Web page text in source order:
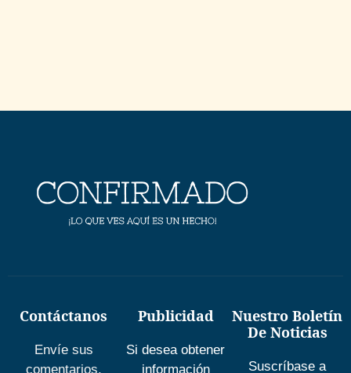
Contáctanos
Envíe sus
comentarios,
Publicidad
Si desea obtener
información
Nuestro Boletín
De Noticias
Suscríbase a